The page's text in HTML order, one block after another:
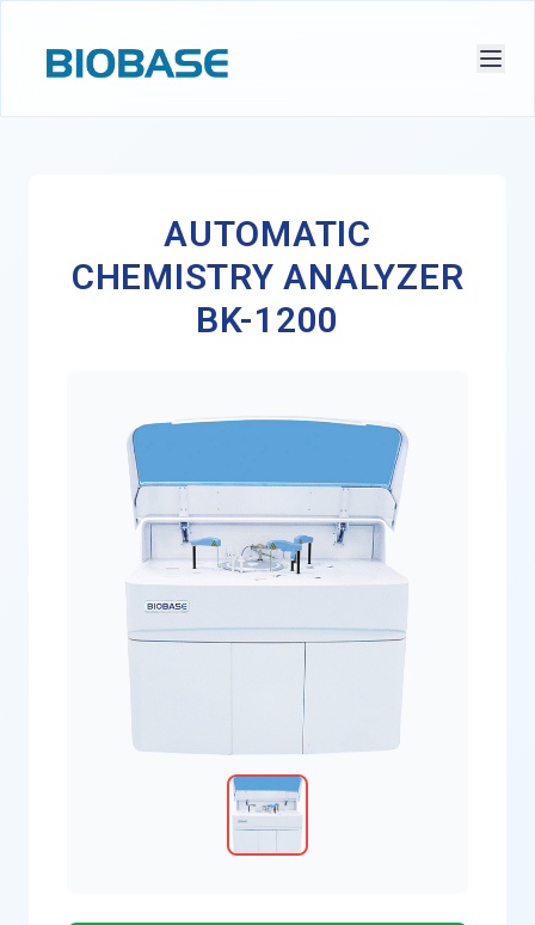
AUTOMATIC
CHEMISTRY ANALYZER
BK-1200